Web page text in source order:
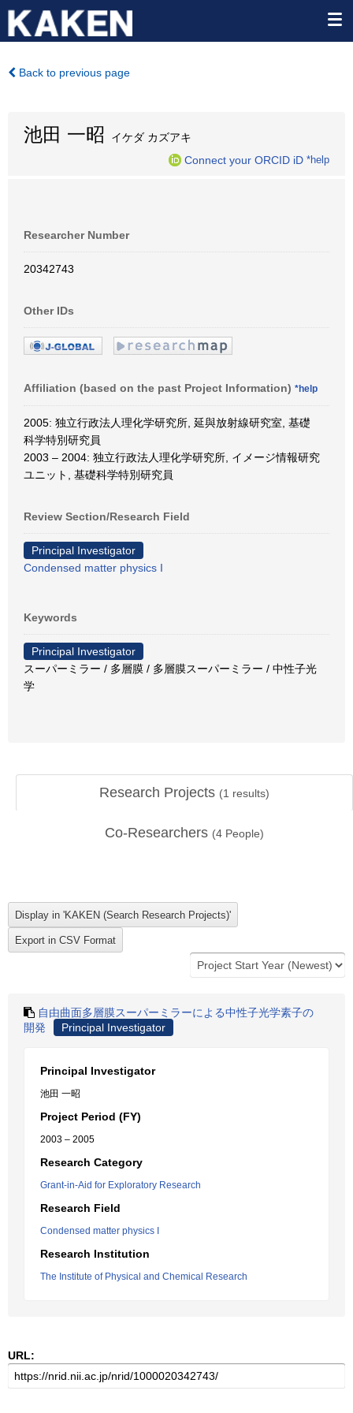
Back to previous page
池田 一昭
イケダ カズアキ
Connect your ORCID iD *help
Researcher Number
20342743
Other IDs
Affiliation (based on the past Project Information) *help
2005: 独立行政法人理化学研究所, 延與放射線研究室, 基礎
科学特別研究員
2003 – 2004: 独立行政法人理化学研究所, イメージ情報研究
ユニット, 基礎科学特別研究員
Review Section/Research Field
Principal Investigator
Condensed matter physics I
Keywords
Principal Investigator
スーパーミラー / 多層膜 / 多層膜スーパーミラー / 中性子光
学
Research Projects (1 results)
Co-Researchers (4 People)
自由曲面多層膜スーパーミラーによる中性子光学素子の
開発
Principal Investigator
Principal Investigator
池田 一昭
Project Period (FY)
2003 – 2005
Research Category
Grant-in-Aid for Exploratory Research
Research Field
Condensed matter physics I
Research Institution
The Institute of Physical and Chemical Research
URL: